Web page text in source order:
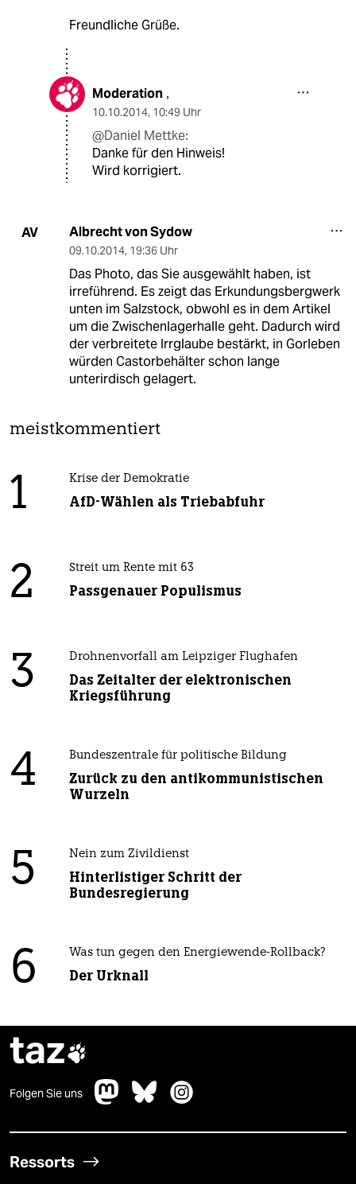
Freundliche Grüße.
Moderation ,
10.10.2014, 10:49 Uhr
@Daniel Mettke:
Danke für den Hinweis!
Wird korrigiert.
AV Albrecht von Sydow
09.10.2014, 19:36 Uhr
Das Photo, das Sie ausgewählt haben, ist
irreführend. Es zeigt das Erkundungsbergwerk
unten im Salzstock, obwohl es in dem Artikel
um die Zwischenlagerhalle geht. Dadurch wird
der verbreitete Irrglaube bestärkt, in Gorleben
würden Castorbehälter schon lange
unterirdisch gelagert.
meistkommentiert
1 Krise der Demokratie
AfD-Wählen als Triebabfuhr
2 Streit um Rente mit 63
Passgenauer Populismus
3 Drohnenvorfall am Leipziger Flughafen
Das Zeitalter der elektronischen
Kriegsführung
4 Bundeszentrale für politische Bildung
Zurück zu den antikommunistischen
Wurzeln
5 Nein zum Zivildienst
Hinterlistiger Schritt der
Bundesregierung
6 Was tun gegen den Energiewende-Rollback?
Der Urknall
taz
Folgen Sie uns
Ressorts